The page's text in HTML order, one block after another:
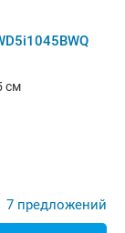
см
отжима,
детей
7 предложений